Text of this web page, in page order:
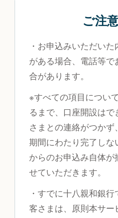
ご注
・お申込みいただい
がある場合、電話等
合があります。
※すべての項目につい
るまで、口座開設は
さまとの連絡がつか
期間にわたり完了しな
からのお申込み自体が
せていただきます。
・すでに十八親和銀
客さまは、原則本サ